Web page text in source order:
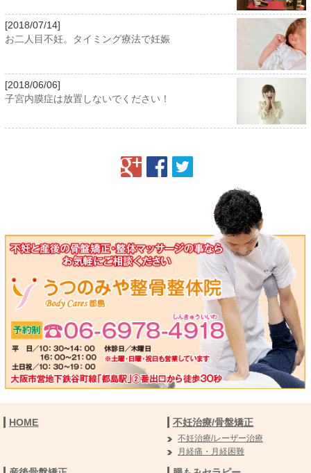
[2018/07/14]
お二人目不妊。タイミング療法で妊娠
[2018/06/06]
子宮内膜症は放置しないでください！
HOME 不妊治療/骨盤矯正
不妊治療/レーザー治療
月経痛・月経困難